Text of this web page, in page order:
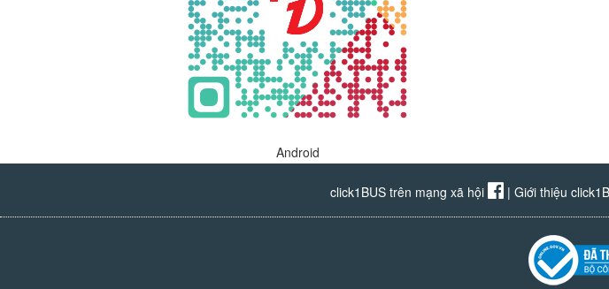
Android
click1BUS trên mạng xã hội | Giới thiệu